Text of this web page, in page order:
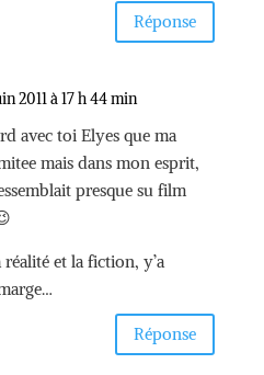
Réponse
2011 à 17 h 44 min
avec toi Elyes que ma
mais dans mon esprit,
presque su film
et la fiction, y’a
Réponse